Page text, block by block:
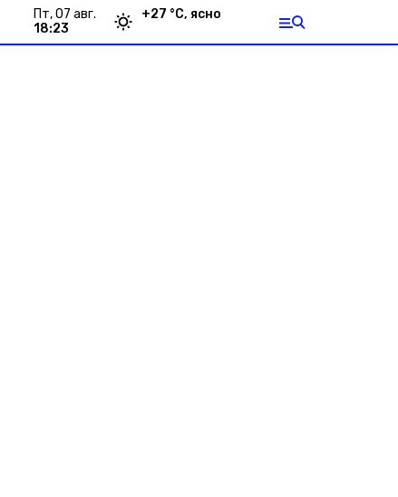
пт, 07 авг.
18:23
+27 °С, ясно